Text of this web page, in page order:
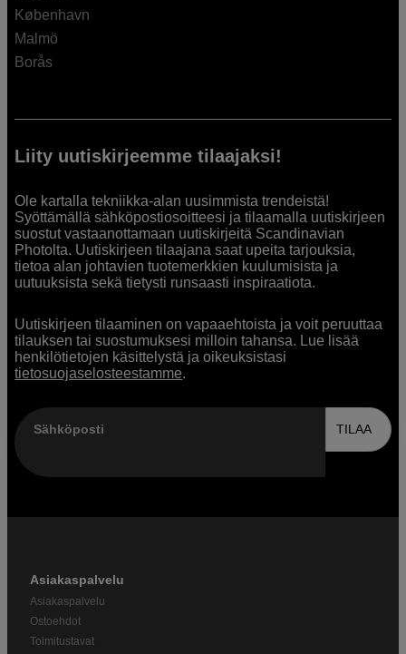
København
Malmö
Borås
Liity uutiskirjeemme tilaajaksi!
Ole kartalla tekniikka-alan uusimmista trendeistä!
Syöttämällä sähköpostiosoitteesi ja tilaamalla uutiskirjeen
suostut vastaanottamaan uutiskirjeitä Scandinavian
Photolta. Uutiskirjeen tilaajana saat upeita tarjouksia,
tietoa alan johtavien tuotemerkkien kuulumisista ja
uutuuksista sekä tietysti runsaasti inspiraatiota.
Uutiskirjeen tilaaminen on vapaaehtoista ja voit peruuttaa
tilauksen tai suostumuksesi milloin tahansa. Lue lisää
henkilötietojen käsittelystä ja oikeuksistasi
tietosuojaselosteestamme.
Sähköposti TILAA
Asiakaspalvelu
Asiakaspalvelu
Ostoehdot
Toimitustavat